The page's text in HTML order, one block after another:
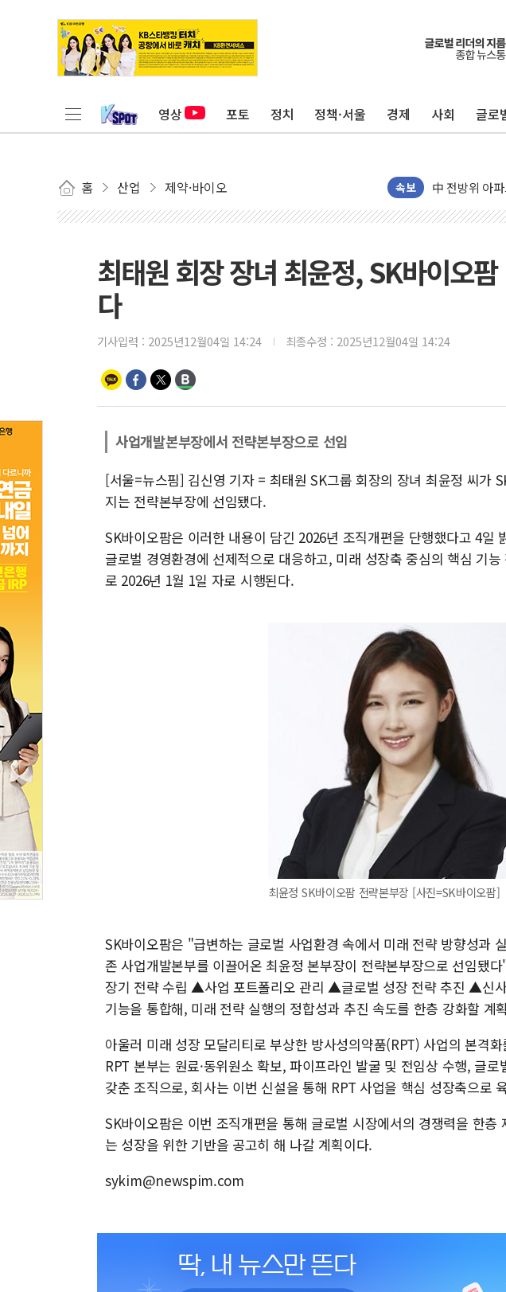
영상 포토 정치 정책·서울 경제 사회 글로
홈 산업 제약·바이오 속보
동해중부 전
연일 폭염에
인제 용대리
동해시,
청양 밭에서
폭염에 車 운
오세훈 "용산
충북 주말 무
민주당, 오늘
유럽증시, 美
미 연준 매파
최태원 회장 장녀 최윤정, SK바이오
다
기사입력 : 2025년12월04일 14:24 최종수정 : 2025년12월04일 14:24
사업개발본부장에서 전략본부장으로 선임
[서울=뉴스핌] 김신영 기자 = 최태원 SK그룹 회장의 장녀 최윤정 씨가
지는 전략본부장에 선임됐다.
SK바이오팜은 이러한 내용이 담긴 2026년 조직개편을 단행했다고 4일
글로벌 경영환경에 선제적으로 대응하고, 미래 성장축 중심의 핵심 기
로 2026년 1월 1일 자로 시행된다.
최윤정 SK바이오팜 전략본부장 [사진=SK바이오팜]
SK바이오팜은 "급변하는 글로벌 사업환경 속에서 미래 전략 방향성과
존 사업개발본부를 이끌어온 최윤정 본부장이 전략본부장으로 선임됐
장기 전략 수립 ▲사업 포트폴리오 관리 ▲글로벌 성장 전략 추진 ▲신
기능을 통합해, 미래 전략 실행의 정합성과 추진 속도를 한층 강화할 계
아울러 미래 성장 모달리티로 부상한 방사성의약품(RPT) 사업의 본격
RPT 본부는 원료·동위원소 확보, 파이프라인 발굴 및 전임상 수행, 글
갖춘 조직으로, 회사는 이번 신설을 통해 RPT 사업을 핵심 성장축으로
SK바이오팜은 이번 조직개편을 통해 글로벌 시장에서의 경쟁력을 한층
는 성장을 위한 기반을 공고히 해 나갈 계획이다.
sykim@newspim.com